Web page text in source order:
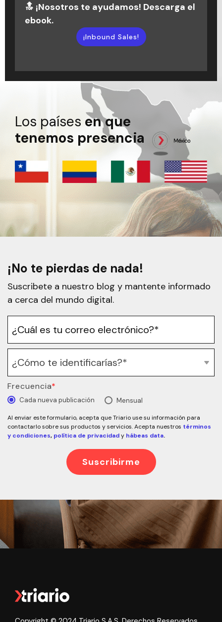
🔝 ¡Nosotros te ayudamos! Descarga el
ebook.
¡Inbound Sales!
¡Escuchar podcast!
🚀💬
Los países en que
tenemos presencia
¡No te pierdas de nada!
Suscribete a nuestro blog y mantente informado
a cerca del mundo digital.
Frecuencia*
Cada nueva publicación Mensual
Al enviar este formulario, acepta que Triario use su información para
contactarlo sobre sus productos y servicios. Acepta nuestros términos
y condiciones, política de privacidady hábeas data.